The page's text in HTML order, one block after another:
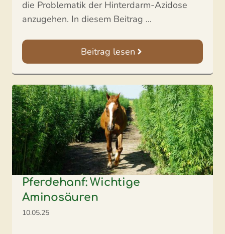
die Problematik der Hinterdarm-Azidose
anzugehen. In diesem Beitrag ...
Beitrag lesen
Pferdehanf: Wichtige
Aminosäuren
10.05.25